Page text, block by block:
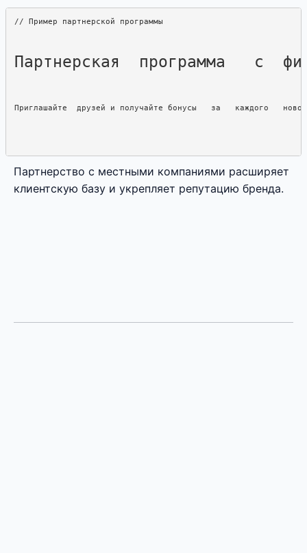
Партнерская  программа   с
Приглашайте  друзей и получайте бонусы   за   каждого
Партнерство с местными компаниями расширяет
клиентскую базу и укрепляет репутацию бренда.